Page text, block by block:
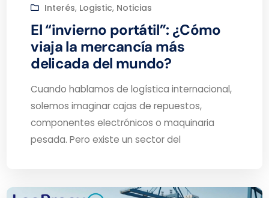
Interés, Logistic, Noticias
El “invierno portátil”: ¿Cómo
viaja la mercancía más
delicada del mundo?
Cuando hablamos de logística internacional,
solemos imaginar cajas de repuestos,
componentes electrónicos o maquinaria
pesada. Pero existe un sector del